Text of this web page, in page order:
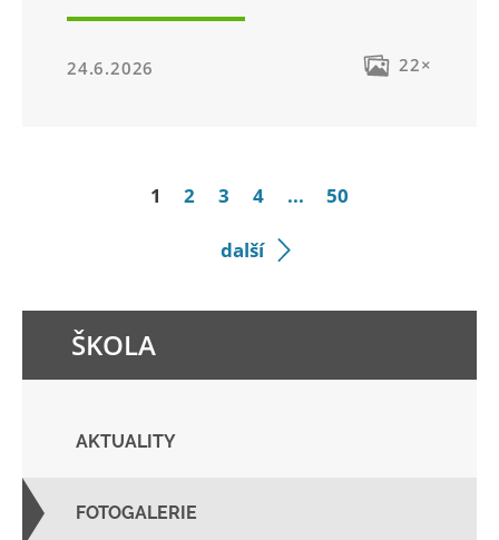
24.6.2026 22×
1 2 3 4 ... 50
další
ŠKOLA
AKTUALITY
FOTOGALERIE